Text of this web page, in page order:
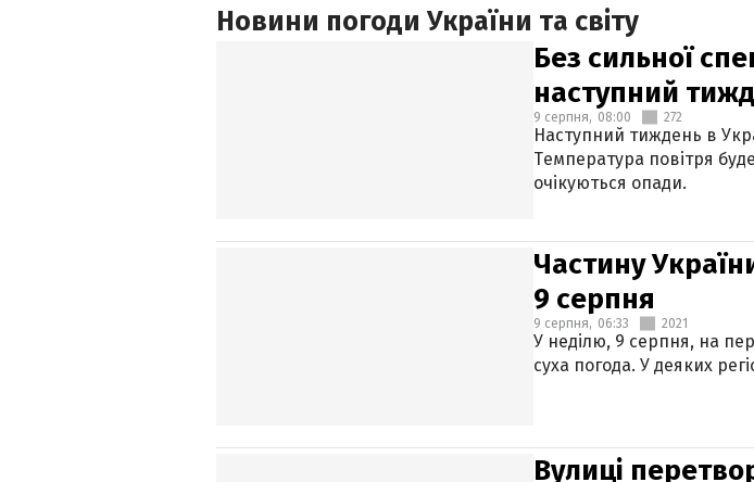
Новини погоди України та світу
Без сильної
наступний
9 серпня, 08:00 272
Наступний тиждень в
Температура повітря
очікуються опади.
Частину
9 серпня
9 серпня, 06:33 2021
У неділю, 9 серпня, на
суха погода. У деяких
Вулиці